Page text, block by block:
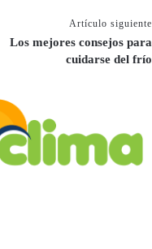
Artículo siguiente
Los mejores consejos para
cuidarse del frío